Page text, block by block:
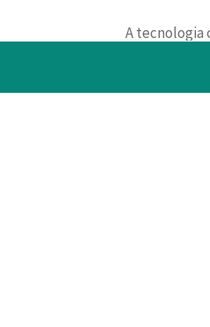
A tecnologia
quotidiana,